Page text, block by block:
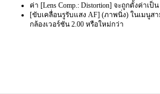
ค่า [Lens Comp.: Distortion] จะถูกตั้งค่าเป็
[ขับเคลื่อนรูรับแสง AF] (ภาพนิ่ง) ในเมนูส
กล้องเวอร์ชัน 2.00 หรือใหม่กว่า